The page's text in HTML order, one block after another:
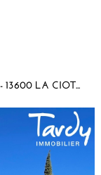
Villa contemporaine, pleine vue mer et village - 13600 LA CIOTAT